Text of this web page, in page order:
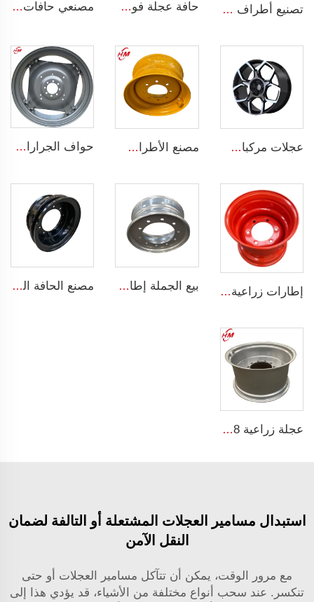
تصنيع أطراف مسبوكة 4 فتحات عجلات سبيكة OEM 5.5Jx14 15 17 18 19 بوصة 4x100 4x108 للأطراف الأصلية حافة عجلة فولاذية لجرار W8x48 W8x32 أطراف زراعية لمطاط جرار 9.5-48 مصنعي حافات الجرارات W12x38 أطراف زراعية عجلات 13.6-38 إطارات للجرارات الزراعية
عجلات مركبات ركاب من الألمنيوم قطر 20 إنشًا 5 فتحات عجلة سبيكة لسيارات 255/45R22 مصنع الأطراف أطراف فولاذية قابلة للانزلاق لعجلات الحمالات الحجم 8.25 x 16.5 أطراف فولاذية مخصصة بـ 8 فتحات إطارات الحجم 10-16.5 حواف الجرارات الزراعية W12*38 ملائمة للإطارات الزراعية 13.6-38 مباعة لتخصيص الحواف
إطارات زراعية 13*15.5 إطارات فولاذية 13x15.5 للإطارات الزراعية 400/60-15.5 بيع الجملة إطارات شاحنات فولاذية بقياس 7.5x19.5 إنش إطارات شاحنات 19.5 إطارات شاحنات 245/70R19.5 مصنع الحافة الصيني حافات وعجلات مخصصة 8.5-20 حافات فولاذية للشاحنات إطارات شاحنة 1200-20
عجلة زراعية w15*28 ربط أجزاء آلات زراعية w15*28 حلقات فولاذية للإطارات الزراعية 16.9-28
استبدال مسامير العجلات المشتعلة أو التالفة لضمان
النقل الآمن
مع مرور الوقت، يمكن أن تتآكل مسامير العجلات أو حتى
تنكسر. عند سحب أنواع مختلفة من الأشياء، قد يؤدي هذا إلى